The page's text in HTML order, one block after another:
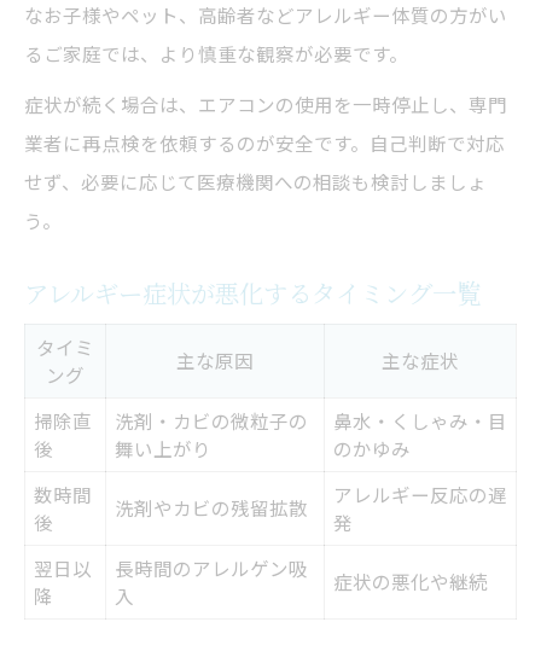
なお子様やペット、高齢者などアレルギー体質の方がい
るご家庭では、より慎重な観察が必要です。
症状が続く場合は、エアコンの使用を一時停止し、専門
業者に再点検を依頼するのが安全です。自己判断で対応
せず、必要に応じて医療機関への相談も検討しましょ
う。
アレルギー症状が悪化するタイミング一覧
タイミ
ング
主な原因 主な症状
掃除直
後
洗剤・カビの微粒子の
舞い上がり
鼻水・くしゃみ・目
のかゆみ
数時間
後
洗剤やカビの残留拡散
アレルギー反応の遅
発
翌日以
降
長時間のアレルゲン吸
入
症状の悪化や継続